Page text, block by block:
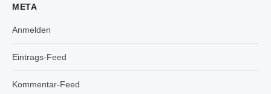
META
Anmelden
Eintrags-Feed
Kommentar-Feed